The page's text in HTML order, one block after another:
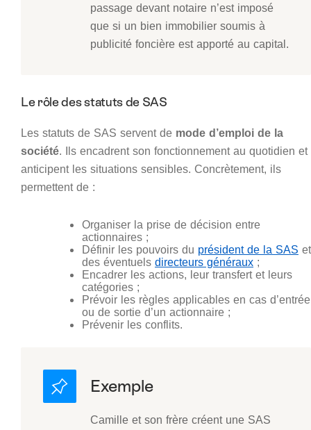
passage devant notaire n’est imposé
que si un bien immobilier soumis à
publicité foncière est apporté au capital.
Le rôle des statuts de SAS
Les statuts de SAS servent de mode d’emploi de la
société. Ils encadrent son fonctionnement au quotidien et
anticipent les situations sensibles. Concrètement, ils
permettent de :
Organiser la prise de décision entre
actionnaires ;
Définir les pouvoirs du président de la SAS et
des éventuels directeurs généraux ;
Encadrer les actions, leur transfert et leurs
catégories ;
Prévoir les règles applicables en cas d’entrée
ou de sortie d’un actionnaire ;
Prévenir les conflits.
Camille et son frère créent une SAS